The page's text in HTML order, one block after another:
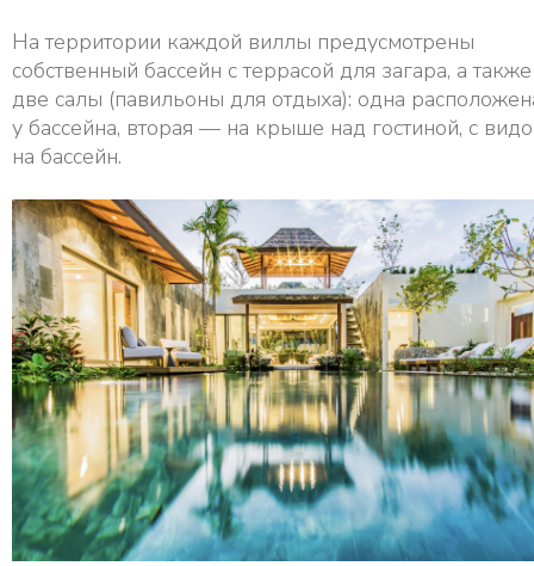
На территории каждой виллы предусмотрены
собственный бассейн с террасой для загара, а также
две салы (павильоны для отдыха): одна
у бассейна, вторая — на крыше над гостиной, с
на бассейн.